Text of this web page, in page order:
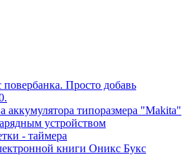
Просто добавь
аккумулятора типоразмера "Makita"
устройством
- таймера
книги Оникс Букс